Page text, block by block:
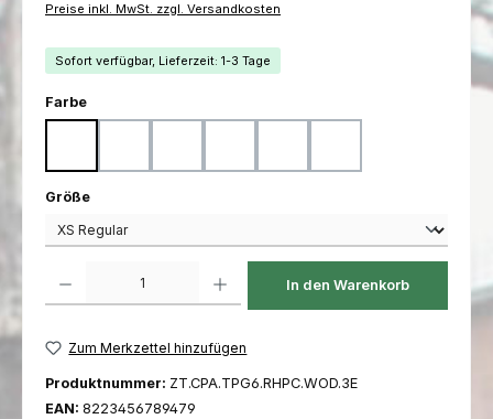
Preise inkl. MwSt. zzgl. Versandkosten
Sofort verfügbar, Lieferzeit: 1-3 Tage
Farbeauswählen
Größeauswählen
In den Warenkorb
Zum Merkzettel hinzufügen
Produktnummer: ZT.CPA.TPG6.RHPC.WOD.3E
EAN: 8223456789479